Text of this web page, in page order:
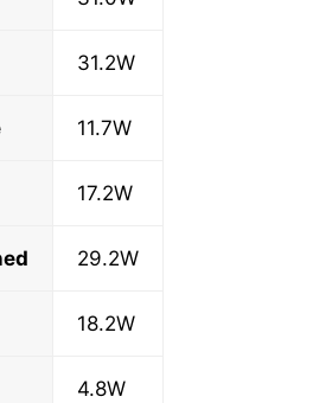
31.2W
11.7W
17.2W
29.2W
18.2W
4.8W